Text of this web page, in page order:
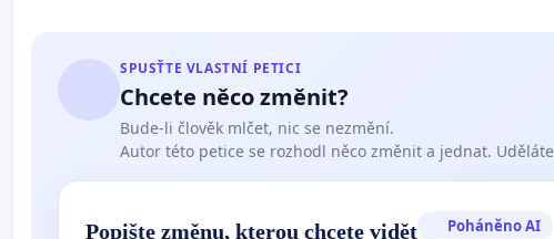
SPUSŤTE VLASTNÍ PETICI
Chcete něco změnit?
Bude-li člověk mlčet, nic se nezmění.
Autor této petice se rozhodl něco změnit a jednat.
Popište změnu, kterou chcete vidět Poháněno AI